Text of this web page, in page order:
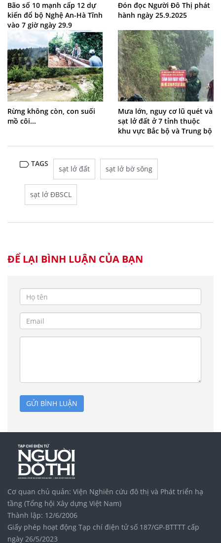
Bão số 10 mạnh cấp 12 dự
kiến đổ bộ Nghệ An-Hà Tĩnh
vào 7 giờ ngày 29.9
Đón đọc Người Đô Thị phát
hành ngày 25.9.2025
Rừng không còn, con suối
mồ côi...
Mưa lớn, nguy cơ lũ quét và
sạt lở đất ở 7 tỉnh thuộc
khu vực Bắc bộ và Trung bộ
TAGS
sạt lở đất sạt lở bờ sông
sạt lở ĐBSCL
ĐỂ LẠI BÌNH LUẬN CỦA BẠN
GỬI BÌNH LUẬN
Cơ quan chủ quản: Viện Nghiên cứu đô thị và Phát triển hạ
tầng (Tổng hội Xây dựng Việt Nam)
Thành lập: 12/6/2006
Giấy phép hoạt động Tạp chí điện tử số 187/GP-BTTTT cấp
ngày 26/5/2023